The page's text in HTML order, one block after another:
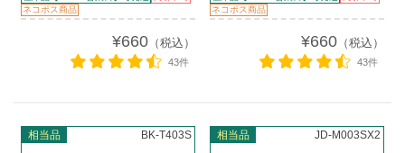
ネコポス商品
¥660（税込）
43件
ネコポス商品
¥660（税込）
43件
相当品 BK-T403S 相当品 JD-M003SX2